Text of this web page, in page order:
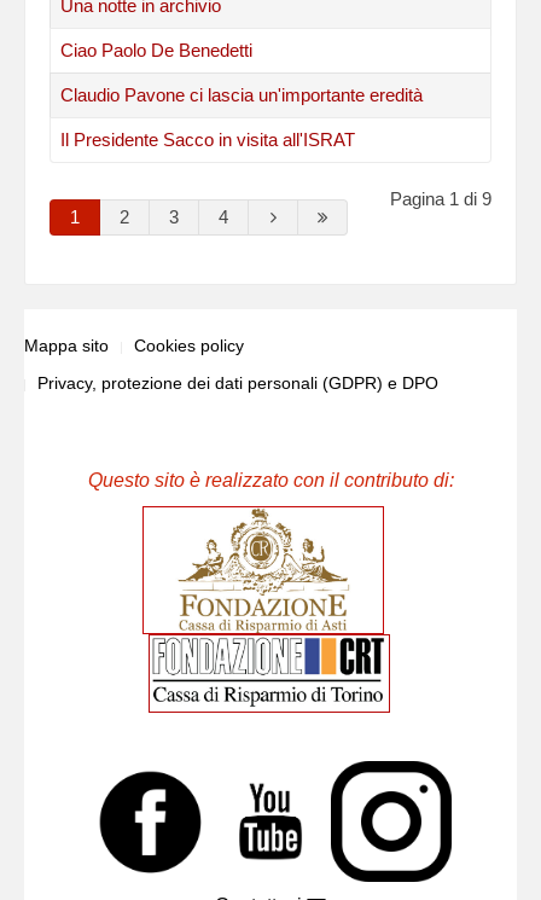
Una notte in archivio
Ciao Paolo De Benedetti
Claudio Pavone ci lascia un'importante eredità
Il Presidente Sacco in visita all'ISRAT
Pagina 1 di 9
1
2 3 4
Mappa sito
Cookies policy
Privacy, protezione dei dati personali (GDPR) e DPO
Questo sito è realizzato con il contributo di: